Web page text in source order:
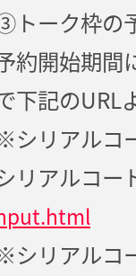
トーク枠の
約開始期間
下記のURL
シリアルコ
リアルコ
シリアルコ